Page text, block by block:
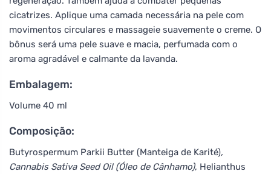
cicatrizes. Aplique uma camada necessária na pele com
movimentos circulares e massageie suavemente o creme. O
bônus será uma pele suave e macia, perfumada com o
aroma agradável e calmante da lavanda.
Embalagem:
Volume 40 ml
Composição:
Butyrospermum Parkii Butter (Manteiga de Karité),
Cannabis Sativa Seed Oil (Óleo de Cânhamo), Helianthus